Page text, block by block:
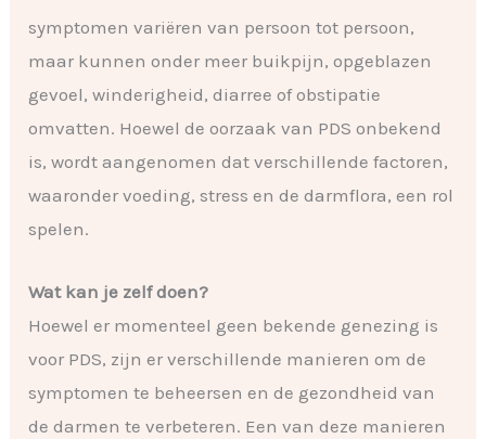
symptomen variëren van persoon tot persoon,
maar kunnen onder meer buikpijn, opgeblazen
gevoel, winderigheid, diarree of obstipatie
omvatten. Hoewel de oorzaak van PDS onbekend
is, wordt aangenomen dat verschillende factoren,
waaronder voeding, stress en de darmflora, een rol
spelen.
Wat kan je zelf doen?
Hoewel er momenteel geen bekende genezing is
voor PDS, zijn er verschillende manieren om de
symptomen te beheersen en de gezondheid van
de darmen te verbeteren. Een van deze manieren